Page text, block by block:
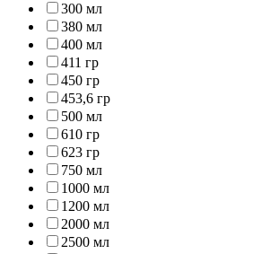
300 мл
380 мл
400 мл
411 гр
450 гр
453,6 гр
500 мл
610 гр
623 гр
750 мл
1000 мл
1200 мл
2000 мл
2500 мл